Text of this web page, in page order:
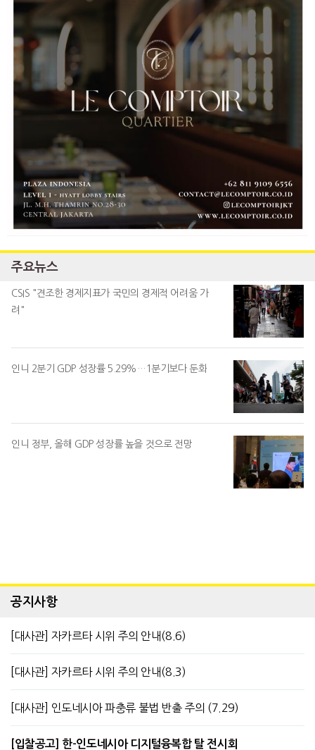
주요뉴스
CSIS "견조한 경제지표가 국민의 경제적 어려움 가
려"
인니 2분기 GDP 성장률 5.29%…1분기보다 둔화
인니 정부, 올해 GDP 성장률 높을 것으로 전망
공지사항
[대사관] 자카르타 시위 주의 안내(8.6)
[대사관] 자카르타 시위 주의 안내(8.3)
[대사관] 인도네시아 파충류 불법 반출 주의 (7.29)
[입찰공고] 한-인도네시아 디지털융복합 탈 전시회